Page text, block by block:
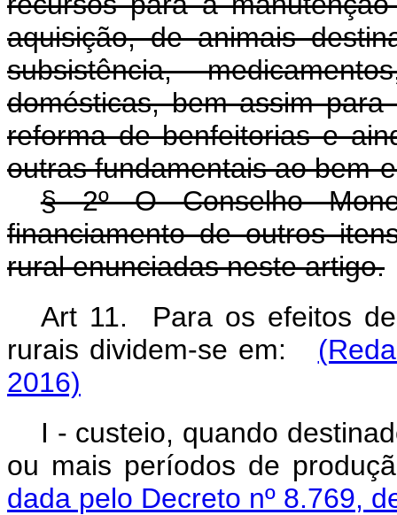
aquisição, de animais
subsistência,
domésticas, bem assim
reforma de benfeitorias e
outras fundamentais ao bem-
§ 2º O Conselho
financiamento de outros
rural enunciadas neste artigo.
Art 11. Para os efeitos
rurais dividem-se em:
2016)
I - custeio, quando
ou mais períodos de
dada pelo Decreto nº 8.769,